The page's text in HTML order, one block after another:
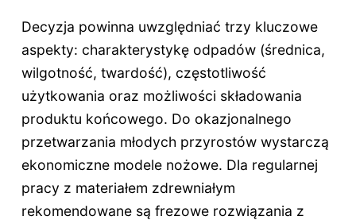
Decyzja powinna uwzględniać trzy kluczowe
aspekty: charakterystykę odpadów (średnica,
wilgotność, twardość), częstotliwość
użytkowania oraz możliwości składowania
produktu końcowego. Do okazjonalnego
przetwarzania młodych przyrostów wystarczą
ekonomiczne modele nożowe. Dla regularnej
pracy z materiałem zdrewniałym
rekomendowane są frezowe rozwiązania z